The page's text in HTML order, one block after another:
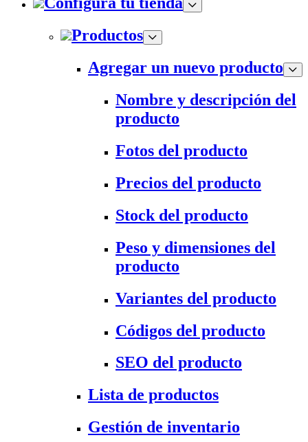
Productos
Agregar un nuevo producto
Nombre y descripción del
producto
Fotos del producto
Precios del producto
Stock del producto
Peso y dimensiones del
producto
Variantes del producto
Códigos del producto
SEO del producto
Lista de productos
Gestión de inventario